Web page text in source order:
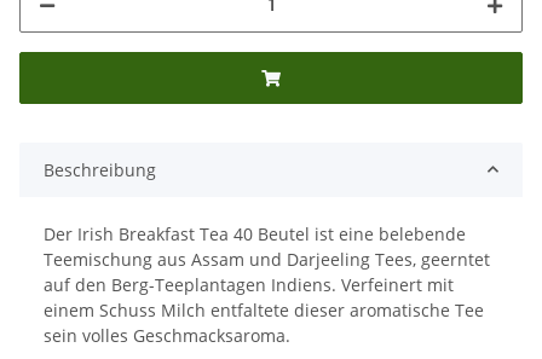
Beschreibung
Der Irish Breakfast Tea 40 Beutel ist eine belebende
Teemischung aus Assam und Darjeeling Tees, geerntet
auf den Berg-Teeplantagen Indiens. Verfeinert mit
einem Schuss Milch entfaltete dieser aromatische Tee
sein volles Geschmacksaroma.